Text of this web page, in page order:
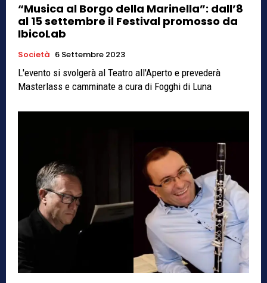
“Musica al Borgo della Marinella”: dall’8
al 15 settembre il Festival promosso da
IbicoLab
Società 6 Settembre 2023
L'evento si svolgerà al Teatro all'Aperto e prevederà
Masterlass e camminate a cura di Fogghi di Luna